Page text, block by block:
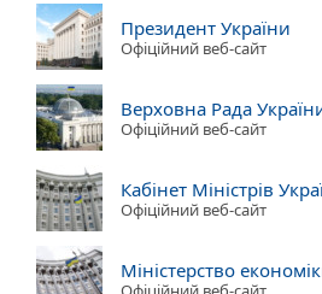
Президент України
Офіційний веб-сайт
Верховна Рада
Офіційний веб-сайт
Кабінет Міністрів
Офіційний веб-сайт
Міністерство